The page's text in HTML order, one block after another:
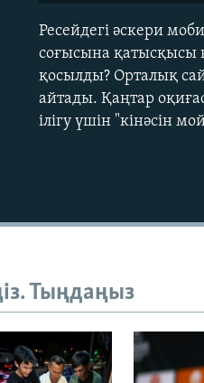
Ресейдегі әскери
соғысына қатысқысы
қосылды? Орталық
айтады. Қаңтар
ілігу үшін "кінәсін
Тыңдаңыз